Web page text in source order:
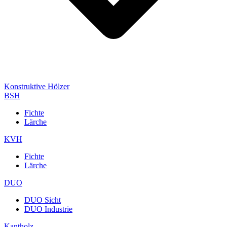
Konstruktive Hölzer
BSH
Fichte
Lärche
KVH
Fichte
Lärche
DUO
DUO Sicht
DUO Industrie